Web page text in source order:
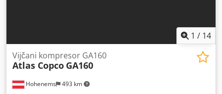
1 / 14
Hohenems 493 km
Vijčani kompresor GA160
Atlas Copco GA160